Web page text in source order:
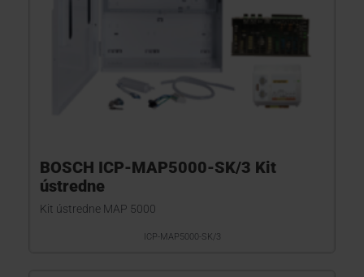
BOSCH ICP-MAP5000-SK/3 Kit
ústredne
Kit ústredne MAP 5000
ICP-MAP5000-SK/3